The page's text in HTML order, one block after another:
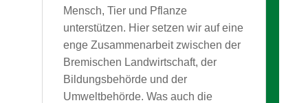
Mensch, Tier und Pflanze
unterstützen. Hier setzen wir auf eine
enge Zusammenarbeit zwischen der
Bremischen Landwirtschaft, der
Bildungsbehörde und der
Umweltbehörde. Was auch die